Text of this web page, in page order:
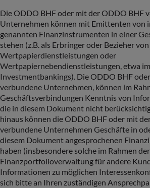
Die ODDO BHF oder mit der ODDO BHF
Unternehmen können mit Emittenten von
genannten Finanzinstrumenten in einer
stehen (z.B. als Erbringer oder Bezieher von
Wertpapierdienstleistungen oder
Wertpapiernebendienstleistungen, etwa
Investmentbankings). Die ODDO BHF
verbundene Unternehmen, können im
Geschäftsverbindungen Kenntnis von
die in diesem Dokument nicht
hinaus können die ODDO BHF oder mit
verbundene Unternehmen Geschäfte in
diesem Dokument angesprochenen
haben (insbesondere solche im Rahmen der
Finanzportfolioverwaltung für andere
Informationen zu möglichen
sich bitte an Ihren zuständigen